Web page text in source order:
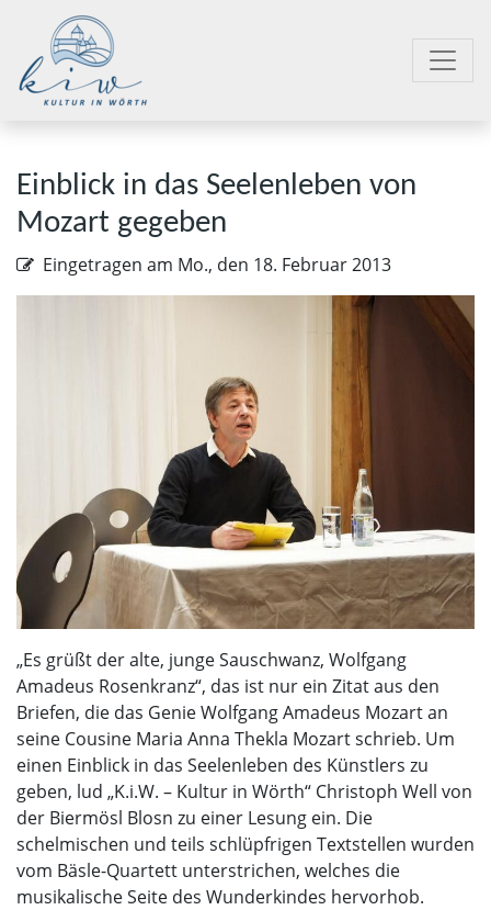
Einblick in das Seelenleben von
Mozart gegeben
Eingetragen am Mo., den 18. Februar 2013
„Es grüßt der alte, junge Sauschwanz, Wolfgang
Amadeus Rosenkranz“, das ist nur ein Zitat aus den
Briefen, die das Genie Wolfgang Amadeus Mozart an
seine Cousine Maria Anna Thekla Mozart schrieb. Um
einen Einblick in das Seelenleben des Künstlers zu
geben, lud „K.i.W. – Kultur in Wörth“ Christoph Well von
der Biermösl Blosn zu einer Lesung ein. Die
schelmischen und teils schlüpfrigen Textstellen wurden
vom Bäsle-Quartett unterstrichen, welches die
musikalische Seite des Wunderkindes hervorhob.